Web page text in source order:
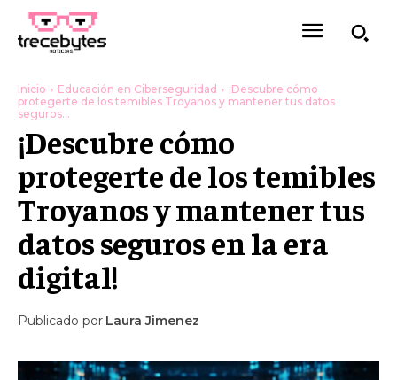
Inicio Educación en Ciberseguridad
¡Descubre cómo
protegerte de los temibles Troyanos y mantener tus datos
seguros...
¡Descubre cómo
protegerte de los temibles
Troyanos y mantener tus
datos seguros en la era
digital!
Publicado por Laura Jimenez